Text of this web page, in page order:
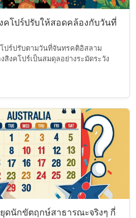
คโปร์ปรับให้สอดคล้องกับวันที่
ปร์ปรับตามวันที่จันทรคติอิสลาม
งคโปร์เป็นสมดุลอย่างระมัดระวัง
ดนักขัตฤกษ์สาธารณะจริงๆ กี่